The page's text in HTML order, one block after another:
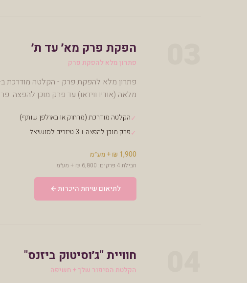
הפקת פרק מא׳ עד ת׳
פתרון מלא להפקת פרק
מלאה (אודיו ווידאו) עד פרק מוכן להפצה. פרק בודד או
✓הקלטה מודרכת (מרחוק או באולפן שותף)
✓פרק מוכן להפצה + 3 טיזרים לסושיאל
1,900 ₪ + מע״מ
חבילת 4 פרקים: 6,800 ₪ + מע״מ
לתיאום שיחת היכרות
חוויית "ג׳וסיטוק ביזנס"
הקלטת הסיפור שלך + חשיפה